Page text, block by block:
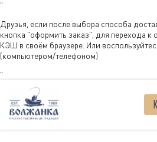
"
Друзья, если после выбора способа
кнопка "оформить заказ", для перехода к
КЭШ в своём браузере. Или
(компьютером/телефоном)
"